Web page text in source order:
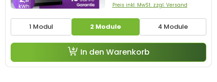
1 Modul 2 Module 4 Module
Preis inkl. MwSt. zzgl. Versand
In den Warenkorb